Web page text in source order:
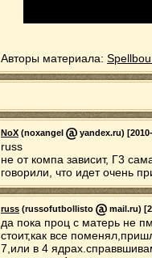
Авторы материала:
NoX (noxangel yandex.ru)
russ
не от компа зависит, Г3
говорили, что идет очень
russ (russofutbollisto mail.ru)
да пока проц с матерь не
стоит,как все
7,или в 4